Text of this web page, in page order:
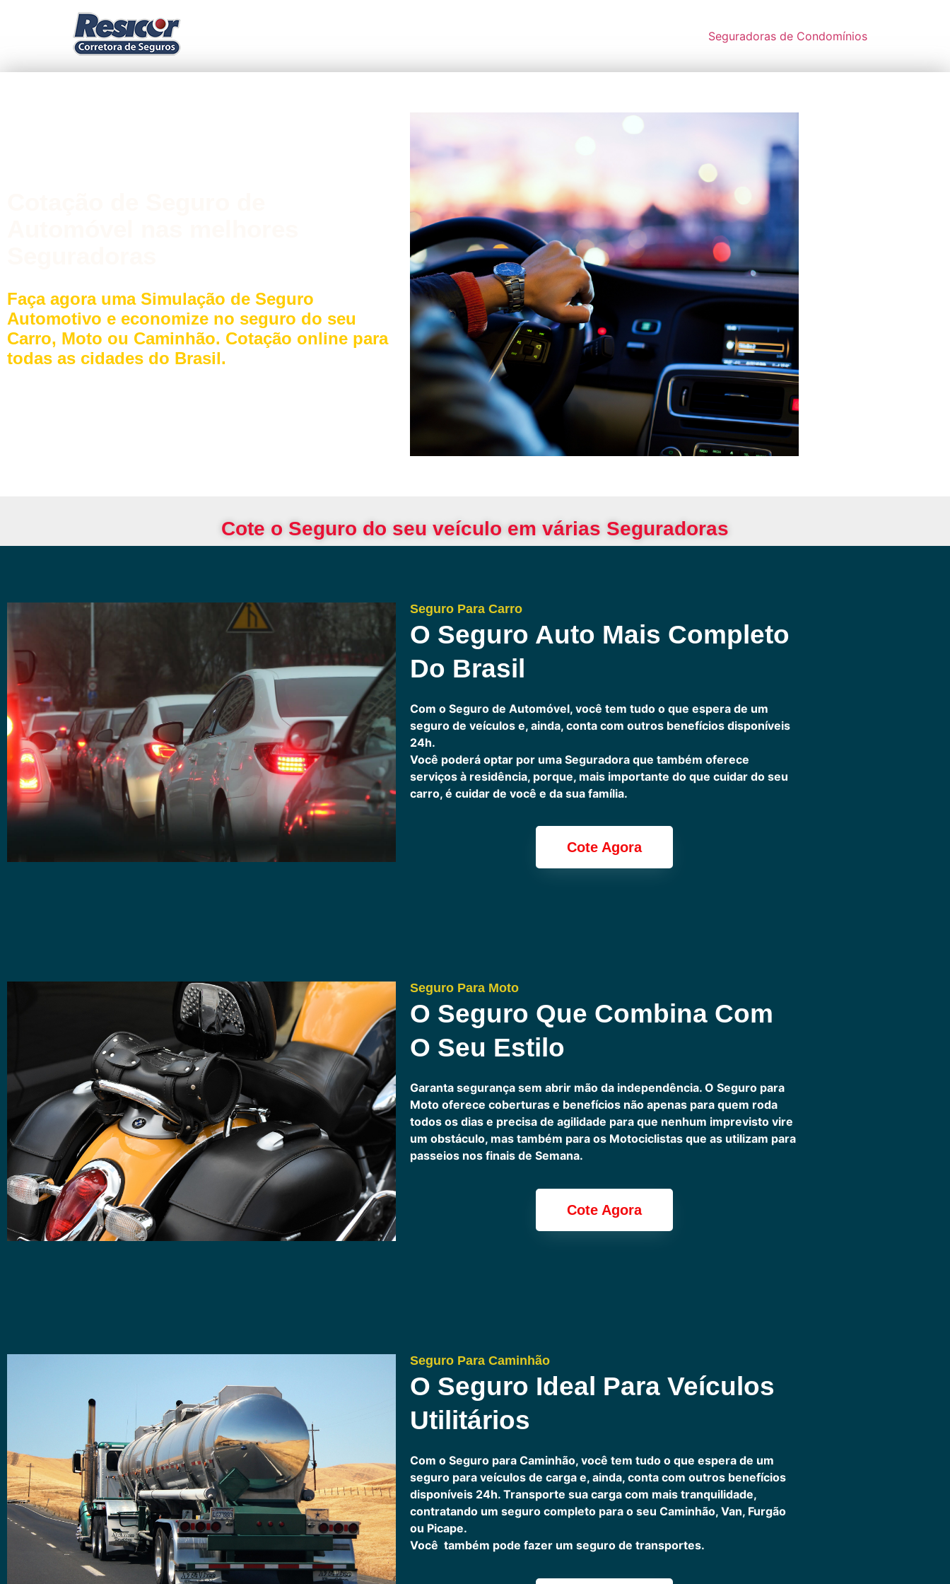
Seguradoras de Condomínios
Faça agora uma Simulação de Seguro
Automotivo e economize no seguro do seu
Carro, Moto ou Caminhão. Cotação online para
todas as cidades do Brasil.
Cote o Seguro do seu veículo em várias Seguradoras
Seguro Para Carro
O Seguro Auto Mais Completo
Do Brasil
Com o Seguro de Automóvel, você tem tudo o que espera de um
seguro de veículos e, ainda, conta com outros benefícios disponíveis
24h.
Você poderá optar por uma Seguradora que também oferece
serviços à residência, porque, mais importante do que cuidar do seu
carro, é cuidar de você e da sua família.
Cote Agora
Seguro Para Moto
O Seguro Que Combina Com
O Seu Estilo
Garanta segurança sem abrir mão da independência. O Seguro para
Moto oferece coberturas e benefícios não apenas para quem roda
todos os dias e precisa de agilidade para que nenhum imprevisto vire
um obstáculo, mas também para os Motociclistas que as utilizam para
passeios nos finais de Semana.
Cote Agora
Seguro Para Caminhão
O Seguro Ideal Para Veículos
Utilitários
Com o Seguro para Caminhão, você tem tudo o que espera de um
seguro para veículos de carga e, ainda, conta com outros benefícios
disponíveis 24h. Transporte sua carga com mais tranquilidade,
contratando um seguro completo para o seu Caminhão, Van, Furgão
ou Picape.
Você também pode fazer um seguro de transportes.